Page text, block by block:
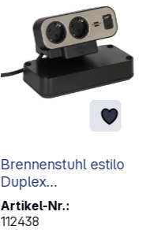
Brennenstuhl estilo
Duplex
Steckdosenleiste
Artikel-Nr.:
112438